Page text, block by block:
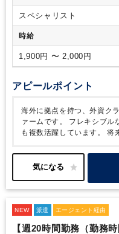
スペシャリスト
時給
1,900円 〜 2,000円
アピールポイント
海外に拠点を持つ、外資ク
ァームです。
フレキシブル
も複数活躍しています。
将
を学んでいきたいという意
円からご経験、ご希望に応
NEW 派遣 エージェント経由
【週20時間勤務（勤務